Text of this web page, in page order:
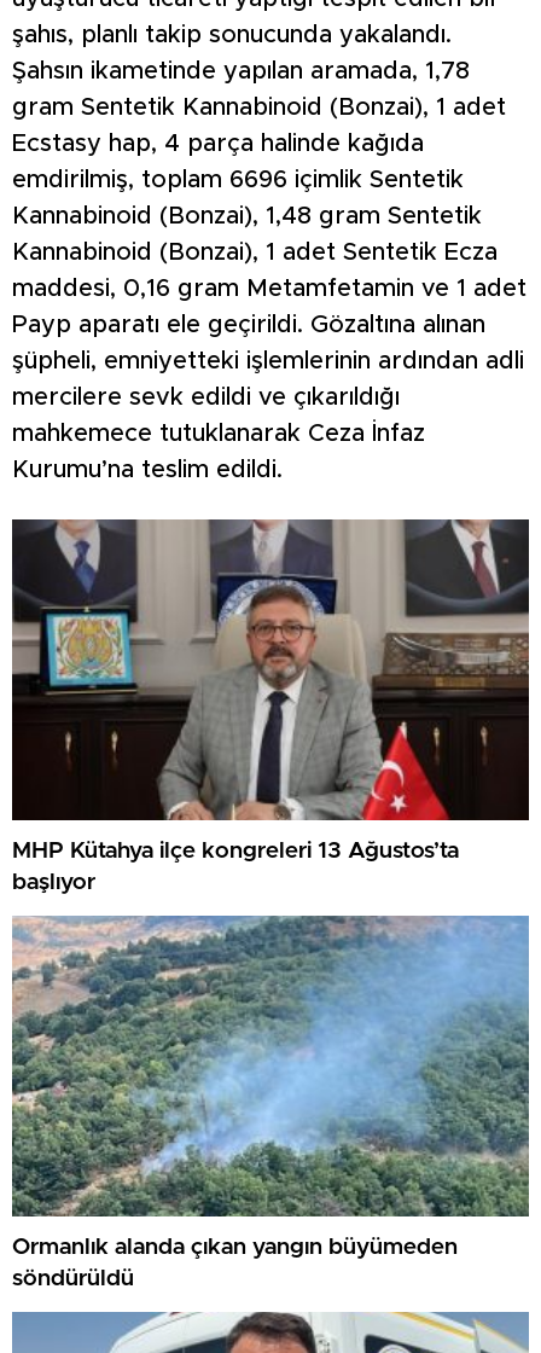
şahıs, planlı takip sonucunda yakalandı.
Şahsın ikametinde yapılan aramada, 1,78
gram Sentetik Kannabinoid (Bonzai), 1 adet
Ecstasy hap, 4 parça halinde kağıda
emdirilmiş, toplam 6696 içimlik Sentetik
Kannabinoid (Bonzai), 1,48 gram Sentetik
Kannabinoid (Bonzai), 1 adet Sentetik Ecza
maddesi, 0,16 gram Metamfetamin ve 1 adet
Payp aparatı ele geçirildi. Gözaltına alınan
şüpheli, emniyetteki işlemlerinin ardından adli
mercilere sevk edildi ve çıkarıldığı
mahkemece tutuklanarak Ceza İnfaz
Kurumu’na teslim edildi.
MHP Kütahya ilçe kongreleri 13 Ağustos’ta
başlıyor
Ormanlık alanda çıkan yangın büyümeden
söndürüldü